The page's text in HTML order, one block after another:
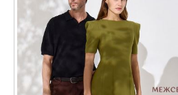
акциями проходящими в
магазинах Села можно, как на
официальном сайте Села, так и
на нашем вебсайте в
разделе: "Текущие акции" или
"Каталог скидок".